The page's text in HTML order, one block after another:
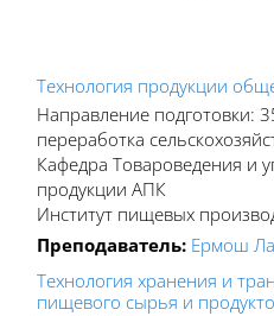
Технология продукции
Направление подготовки:
переработка
Кафедра Товароведения и
продукции АПК
Институт пищевых
Преподаватель: Ермош
Технология хранения и
пищевого сырья и